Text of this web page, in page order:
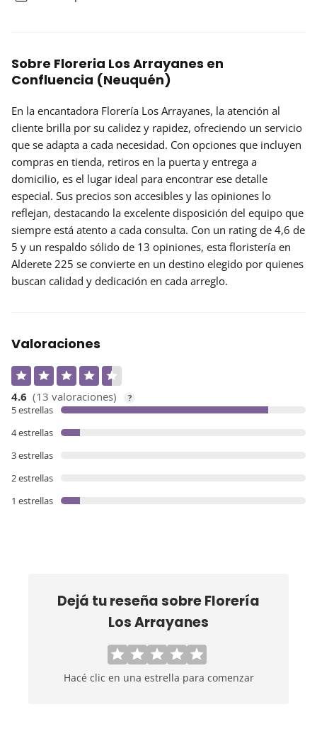
Sobre Floreria Los Arrayanes en
Confluencia (Neuquén)
En la encantadora Florería Los Arrayanes, la atención al
cliente brilla por su calidez y rapidez, ofreciendo un servicio
que se adapta a cada necesidad. Con opciones que incluyen
compras en tienda, retiros en la puerta y entrega a
domicilio, es el lugar ideal para encontrar ese detalle
especial. Sus precios son accesibles y las opiniones lo
reflejan, destacando la excelente disposición del equipo que
siempre está atento a cada consulta. Con un rating de 4,6 de
5 y un respaldo sólido de 13 opiniones, esta floristería en
Alderete 225 se convierte en un destino elegido por quienes
buscan calidad y dedicación en cada arreglo.
Valoraciones
4.6 (13 valoraciones) ?
5 estrellas
4 estrellas
3 estrellas
2 estrellas
1 estrellas
Dejá tu reseña sobreFlorería
Los Arrayanes
Hacé clic en una estrella para comenzar